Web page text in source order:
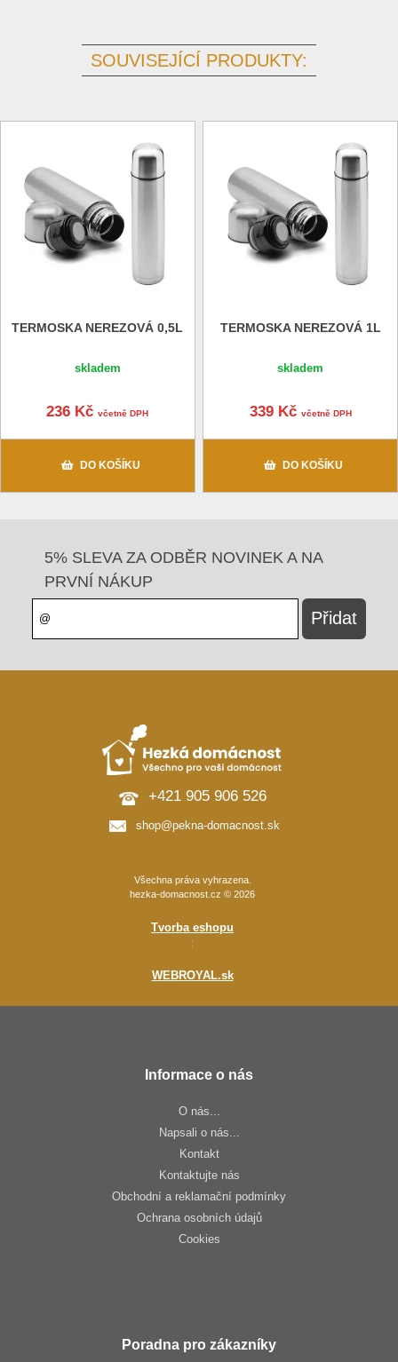
SOUVISEJÍCÍ PRODUKTY:
TERMOSKA NEREZOVÁ 0,5L
skladem
236 Kčvčetně DPH
DO KOŠÍKU
TERMOSKA NEREZOVÁ 1L
skladem
339 Kč včetně DPH
DO KOŠÍKU
5% SLEVA ZA ODBĚR NOVINEK A NA
PRVNÍ NÁKUP
+421 905 906 526
shop@pekna-domacnost.sk
Všechna práva vyhrazena.
hezka-domacnost.cz © 2026
Tvorba eshopu
:
WEBROYAL.sk
Informace o nás
O nás...
Napsali o nás...
Kontakt
Kontaktujte nás
Obchodní a reklamační podmínky
Ochrana osobních údajů
Cookies
Poradna pro zákazníky